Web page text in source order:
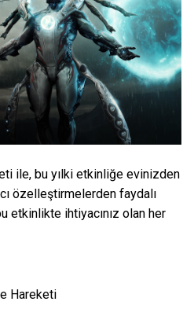
ile, bu yılki etkinliğe evinizden
özelleştirmelerden faydalı
etkinlikte ihtiyacınız olan her
Hareketi